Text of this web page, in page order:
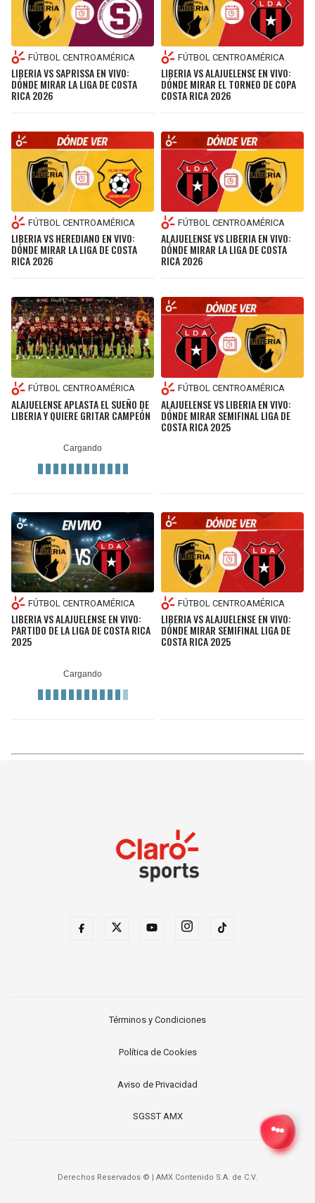
FÚTBOL CENTROAMÉRICA
LIBERIA VS SAPRISSA EN VIVO:
DÓNDE MIRAR LA LIGA DE COSTA
RICA 2026
FÚTBOL CENTROAMÉRICA
LIBERIA VS ALAJUELENSE EN VIVO:
DÓNDE MIRAR EL TORNEO DE COPA
COSTA RICA 2026
FÚTBOL CENTROAMÉRICA
LIBERIA VS HEREDIANO EN VIVO:
DÓNDE MIRAR LA LIGA DE COSTA
RICA 2026
FÚTBOL CENTROAMÉRICA
ALAJUELENSE VS LIBERIA EN VIVO:
DÓNDE MIRAR LA LIGA DE COSTA
RICA 2026
FÚTBOL CENTROAMÉRICA
ALAJUELENSE APLASTA EL SUEÑO DE
LIBERIA Y QUIERE GRITAR CAMPEÓN
FÚTBOL CENTROAMÉRICA
ALAJUELENSE VS LIBERIA EN VIVO:
DÓNDE MIRAR SEMIFINAL LIGA DE
COSTA RICA 2025
FÚTBOL CENTROAMÉRICA
LIBERIA VS ALAJUELENSE EN VIVO:
PARTIDO DE LA LIGA DE COSTA RICA
2025
FÚTBOL CENTROAMÉRICA
LIBERIA VS ALAJUELENSE EN VIVO:
DÓNDE MIRAR SEMIFINAL LIGA DE
COSTA RICA 2025
Términos y Condiciones
Política de Cookies
Aviso de Privacidad
SGSST AMX
Derechos Reservados © | AMX Contenido S.A. de C.V.